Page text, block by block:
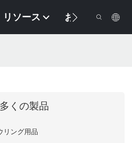
リソース お問い合わせ
くの製品
リング用品